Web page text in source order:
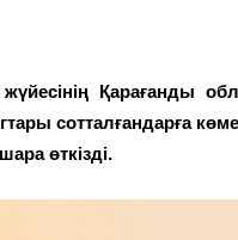
Қарағанды
сотталғандарға
өткізді.